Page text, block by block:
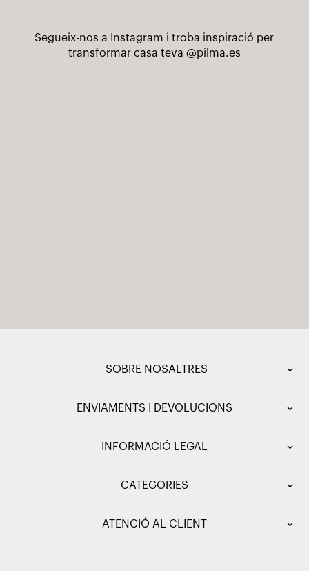
Segueix-nos a Instagram i troba inspiració per
transformar casa teva @pilma.es
SOBRE NOSALTRES
ENVIAMENTS I DEVOLUCIONS
INFORMACIÓ LEGAL
CATEGORIES
ATENCIÓ AL CLIENT